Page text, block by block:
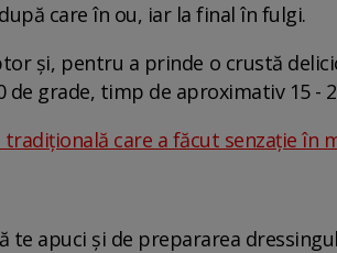
care în ou, iar la final în fulgi.
și, pentru a prinde o crustă
de grade, timp de aproximativ 15 -
care a făcut senzație în
apuci și de prepararea